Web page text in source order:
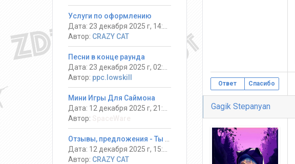
Ответ Спасибо
Gagik Stepanyan
Услуги по оформлению
Автор: CRAZY CAT
Песни в конце раунда
Автор: ppc.lowskill
Мини Игры Для Саймона
Автор:
Автор: CRAZY CAT